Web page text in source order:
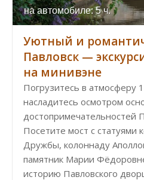
на автомобиле: 5 ч.
Уютный и
Павловск —
на минивэне
Погрузитесь в атмосферу
насладитесь осмотром
достопримечательностей
Посетите мост с статуями
Дружбы, колоннаду
памятник Марии
историю Павловского